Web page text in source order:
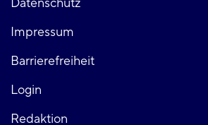
Fußzeile
links
Impressum
Barrierefreiheit
Login
Redaktion